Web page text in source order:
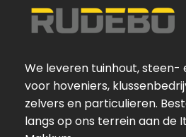
We leveren tuinhout,
voor hoveniers,
zelvers en particulieren.
langs op ons terrein aan de